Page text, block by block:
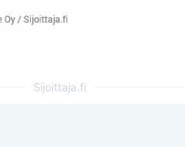
Sijoittaja.fi